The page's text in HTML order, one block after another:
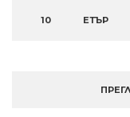
10 ЕТЪР